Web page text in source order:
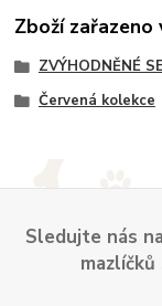
Zboží
ZVÝHODNĚNÉ
Červená kolekce
Sledujte nás